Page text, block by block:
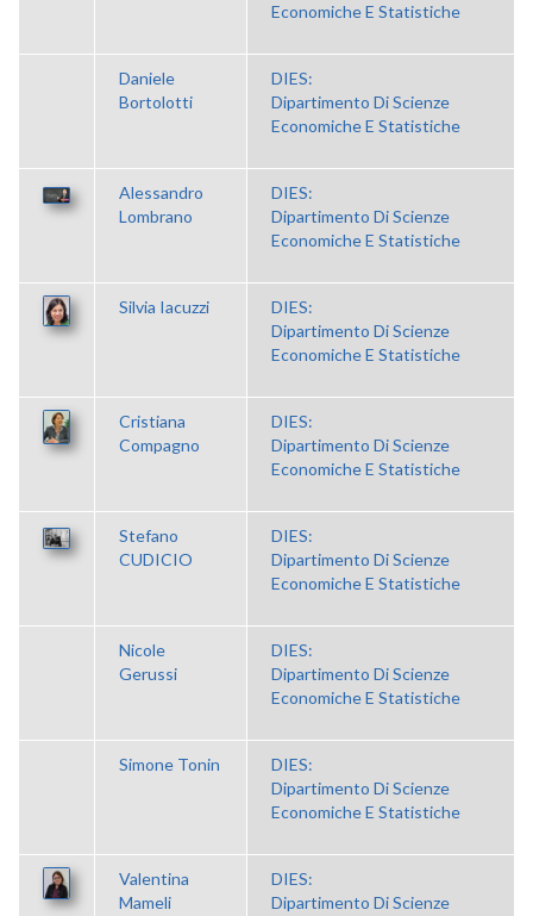
Economiche E Statistiche
Daniele
Bortolotti
DIES:
Dipartimento Di Scienze
Economiche E Statistiche
Alessandro
Lombrano
DIES:
Dipartimento Di Scienze
Economiche E Statistiche
Silvia Iacuzzi
DIES:
Dipartimento Di Scienze
Economiche E Statistiche
Cristiana
Compagno
DIES:
Dipartimento Di Scienze
Economiche E Statistiche
Stefano
CUDICIO
DIES:
Dipartimento Di Scienze
Economiche E Statistiche
Nicole
Gerussi
DIES:
Dipartimento Di Scienze
Economiche E Statistiche
Simone Tonin
DIES:
Dipartimento Di Scienze
Economiche E Statistiche
Valentina
Mameli
DIES:
Dipartimento Di Scienze